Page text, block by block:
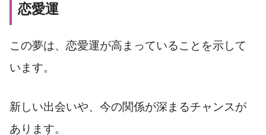
恋愛運
この夢は、恋愛運が高まっていることを示して
います。
新しい出会いや、今の関係が深まるチャンスが
あります。